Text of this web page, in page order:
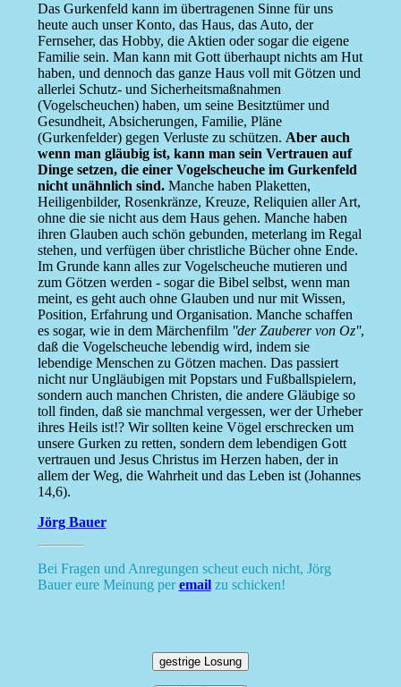
Das Gurkenfeld kann im übertragenen Sinne für uns
heute auch unser Konto, das Haus, das Auto, der
Fernseher, das Hobby, die Aktien oder sogar die eigene
Familie sein. Man kann mit Gott überhaupt nichts am Hut
haben, und dennoch das ganze Haus voll mit Götzen und
allerlei Schutz- und Sicherheitsmaßnahmen
(Vogelscheuchen) haben, um seine Besitztümer und
Gesundheit, Absicherungen, Familie, Pläne
(Gurkenfelder) gegen Verluste zu schützen. Aber auch
wenn man gläubig ist, kann man sein Vertrauen auf
Dinge setzen, die einer Vogelscheuche im Gurkenfeld
nicht unähnlich sind.Manche haben Plaketten,
Heiligenbilder, Rosenkränze, Kreuze, Reliquien aller Art,
ohne die sie nicht aus dem Haus gehen. Manche haben
ihren Glauben auch schön gebunden, meterlang im Regal
stehen, und verfügen über christliche Bücher ohne Ende.
Im Grunde kann alles zur Vogelscheuche mutieren und
zum Götzen werden - sogar die Bibel selbst, wenn man
meint, es geht auch ohne Glauben und nur mit Wissen,
Position, Erfahrung und Organisation. Manche schaffen
es sogar, wie in dem Märchenfilm ''der Zauberer von Oz'',
daß die Vogelscheuche lebendig wird, indem sie
lebendige Menschen zu Götzen machen. Das passiert
nicht nur Ungläubigen mit Popstars und Fußballspielern,
sondern auch manchen Christen, die andere Gläubige so
toll finden, daß sie manchmal vergessen, wer der Urheber
ihres Heils ist!? Wir sollten keine Vögel erschrecken um
unsere Gurken zu retten, sondern dem lebendigen Gott
vertrauen und Jesus Christus im Herzen haben, der in
allem der Weg, die Wahrheit und das Leben ist (Johannes
14,6).
Jörg Bauer
Bei Fragen und Anregungen scheut euch nicht, Jörg
Bauer eure Meinung peremailzu schicken!
gestrige Losung